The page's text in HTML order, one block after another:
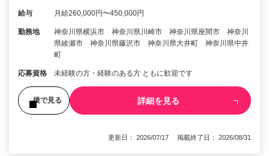
給与 月給260,000円〜450,000円
勤務地
神奈川県横浜市 神奈川県川崎市 神奈川県座間市 神奈川
県綾瀬市 神奈川県藤沢市 神奈川県大井町 神奈川県中井
町
応募資格 未経験の方・経験のある方 ともに歓迎です
後で見る 詳細を見る
更新日： 2026/07/17 掲載終了日： 2026/08/31